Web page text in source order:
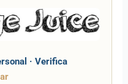
· Verifica